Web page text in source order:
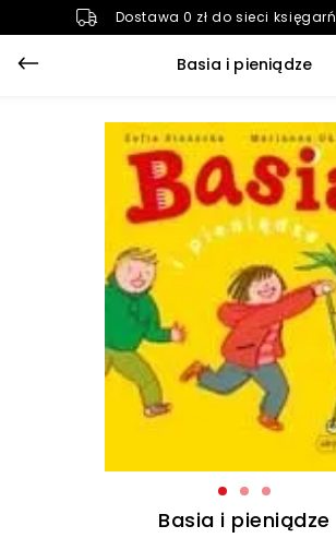
Dostawa 0 zł do sieci księgarń
Basia i pieniądze
Basia i pieniądze